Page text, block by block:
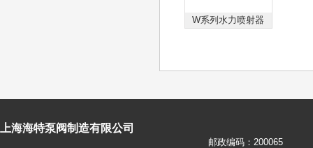
W系列水力喷射器
上海海特泵阀制造有限公司
邮政编码：200065